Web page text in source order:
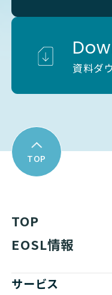
資料ダ
TOP
TOP
EOSL情報
サービス